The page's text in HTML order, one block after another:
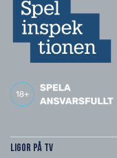
Ligor på TV